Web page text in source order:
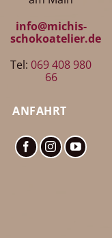
info@michis-
schokoatelier.de
Tel:069 408 980
66
ANFAHRT